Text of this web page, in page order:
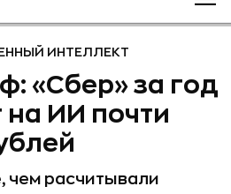
ИНТЕЛЛЕКТ
«Сбер» за год
на ИИ почти
расчитывали